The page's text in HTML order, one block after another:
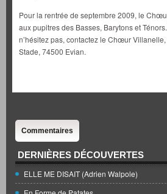
Pour la rentrée de septembre 2009, le
aux pupitres des Basses, Barytons et
n’hésitez pas, contactez le Chœur
Stade, 74500 Evian.
Commentaires
DERNIÈRES DÉCOUVERTES
ELLE ME DISAIT (Adrien Walpole)